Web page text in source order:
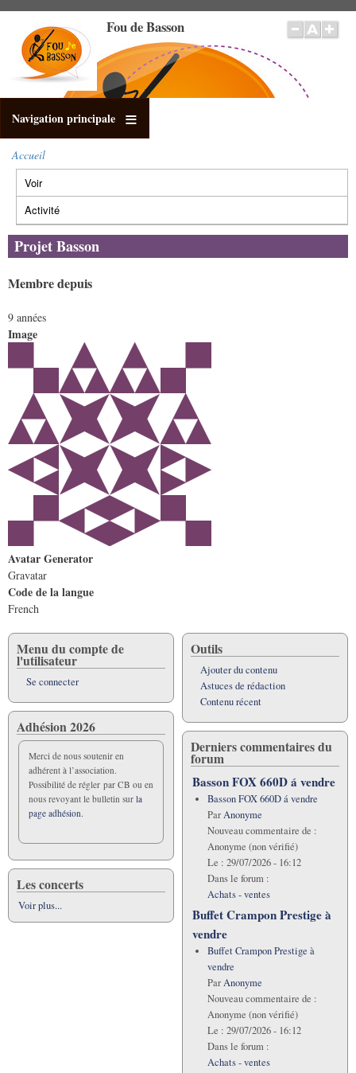
contenu
principal
Fou de Basson
Navigation principale
Fil
d'Ariane
Accueil
Onglets
principaux
Voir(onglet
actif)
Activité
Projet Basson
Membre depuis
9 années
Image
Avatar Generator
Gravatar
Code de la langue
French
Menu du compte de
l'utilisateur
Se connecter
Adhésion 2026
Merci de nous soutenir en
adhérent à l’association.
Possibilité de régler par CB ou en
nous revoyant le bulletin sur la
page adhésion.
Les concerts
Voir plus...
Outils
Ajouter du contenu
Astuces de rédaction
Contenu récent
Derniers commentaires du
forum
Basson FOX 660D á vendre
Basson FOX 660D á vendre
ParAnonyme
Nouveau commentaire de :
Anonyme (non vérifié)
Le : 29/07/2026 - 16:12
Dans le forum :
Achats - ventes
Buffet Crampon Prestige à
vendre
Buffet Crampon Prestige à
vendre
ParAnonyme
Nouveau commentaire de :
Anonyme (non vérifié)
Le : 29/07/2026 - 16:12
Dans le forum :
Achats - ventes